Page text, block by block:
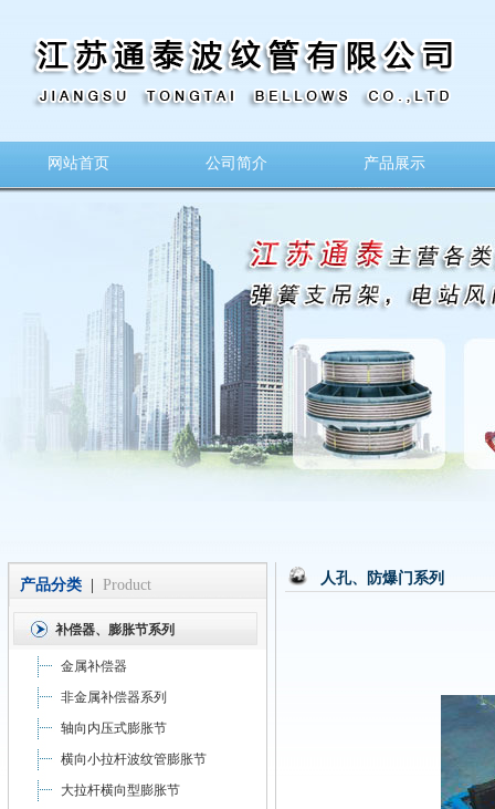
网站首页 公司简介 产品展示
产品分类 Product
补偿器、膨胀节系列
金属补偿器
非金属补偿器系列
轴向内压式膨胀节
横向小拉杆波纹管膨胀节
大拉杆横向型膨胀节
人孔、防爆门系列